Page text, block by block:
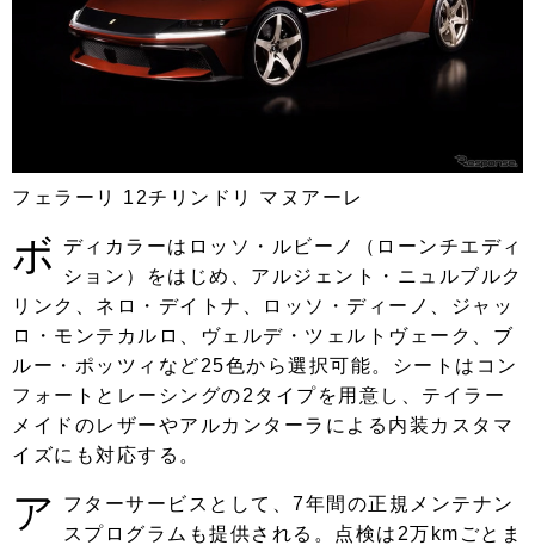
フェラーリ 12チリンドリ マヌアーレ
ボ
ディカラーはロッソ・ルビーノ（ローンチエディ
ション）をはじめ、アルジェント・ニュルブルク
リンク、ネロ・デイトナ、ロッソ・ディーノ、ジャッ
ロ・モンテカルロ、ヴェルデ・ツェルトヴェーク、ブ
ルー・ポッツィなど25色から選択可能。シートはコン
フォートとレーシングの2タイプを用意し、テイラー
メイドのレザーやアルカンターラによる内装カスタマ
イズにも対応する。
ア
フターサービスとして、7年間の正規メンテナン
スプログラムも提供される。点検は2万kmごとま